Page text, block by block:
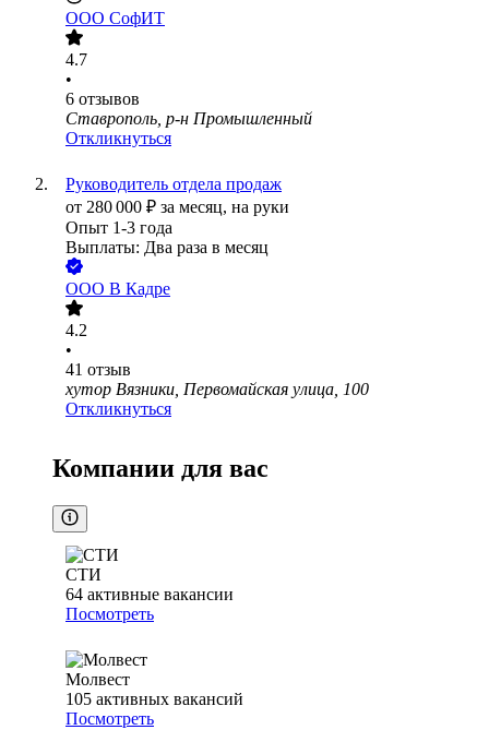
ООО СофИТ
4.7
•
6 отзывов
Ставрополь, р-н Промышленный
Откликнуться
Руководитель отдела продаж
от 280 000 ₽ за месяц, на руки
Опыт 1-3 года
Выплаты: Два раза в месяц
ООО В Кадре
4.2
•
41 отзыв
хутор Вязники, Первомайская улица, 100
Откликнуться
Компании для вас
СТИ
64 активные вакансии
Посмотреть
Молвест
105 активных вакансий
Посмотреть